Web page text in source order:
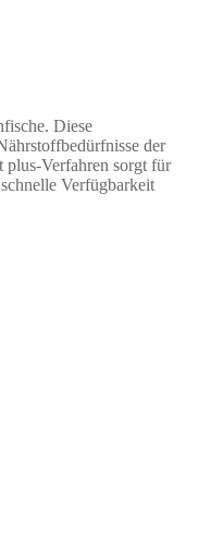
Diese
der
plus-Verfahren sorgt für
Verfügbarkeit